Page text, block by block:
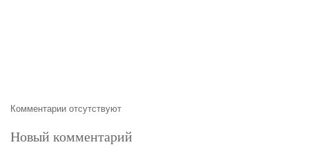
Комментарии отсутствуют
Новый комментарий